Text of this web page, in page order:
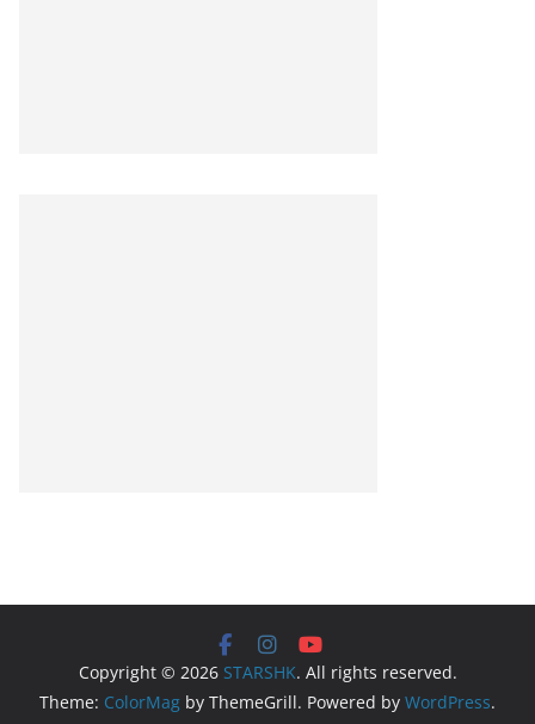
Copyright © 2026 STARSHK. All rights reserved.
Theme: ColorMag by ThemeGrill. Powered by WordPress.